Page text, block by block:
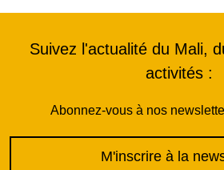
Suivez l'actualité du Mali,
activités :
Abonnez-vous à nos
M'inscrire à la